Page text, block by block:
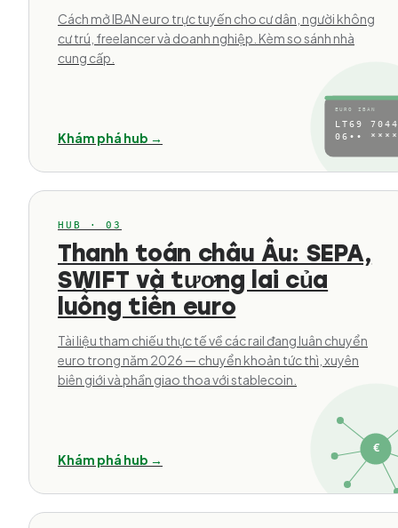
Cách mở IBAN euro trực tuyến cho cư dân, người không
cư trú, freelancer và doanh nghiệp. Kèm so sánh nhà
cung cấp.
Khám phá hub →
EURO IBAN
LT69 7044
06•• ****
HUB · 03
Thanh toán châu Âu: SEPA,
SWIFT và tương lai của
luồng tiền euro
Tài liệu tham chiếu thực tế về các rail đang luân chuyển
euro trong năm 2026 — chuyển khoản tức thì, xuyên
biên giới và phần giao thoa với stablecoin.
Khám phá hub →
€